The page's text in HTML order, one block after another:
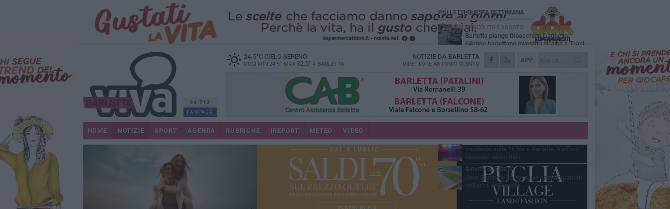
68.713
FANPAGE
24.5°CCIELO SERENO
OGGI MIN 24.5° MAX 32.5° A BARLETTA
APP
NOTIZIE DA BARLETTA
DIRETTORE ANTONIO QUINTO
HOME NOTIZIE SPORT AGENDA RUBRICHE IREPORT METEO VIDEO
PIÙ LETTI QUESTA SETTIMANA
MERCOLEDÌ 5 AGOSTO
Barletta piange Gioacchino Dagnello:
64enne barlettano investito all'alba a Trani
GIOVEDÌ 6 AGOSTO
Il ricordo di "Cecco", il benzinaio col
separavano dalla pensione»
MERCOLEDÌ 5 AGOSTO
Jova Summer Party, giovedì mattina
sopralluogo nell'area dell'evento
DOMENICA 2 AGOSTO
Beni confiscati alla mafia. Nasce il servizio
VENERDÌ 7 AGOSTO
GIOVEDÌ 6 AGOSTO
Jova Summer Party, nuovi campionamenti
nell'area dell'evento